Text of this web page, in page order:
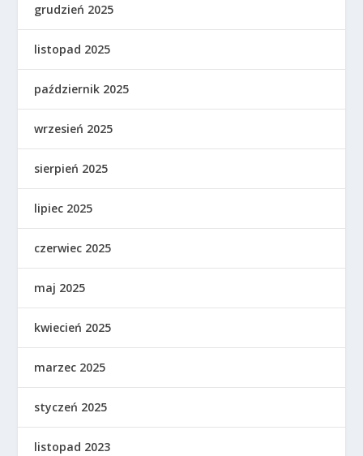
grudzień 2025
listopad 2025
październik 2025
wrzesień 2025
sierpień 2025
lipiec 2025
czerwiec 2025
maj 2025
kwiecień 2025
marzec 2025
styczeń 2025
listopad 2023